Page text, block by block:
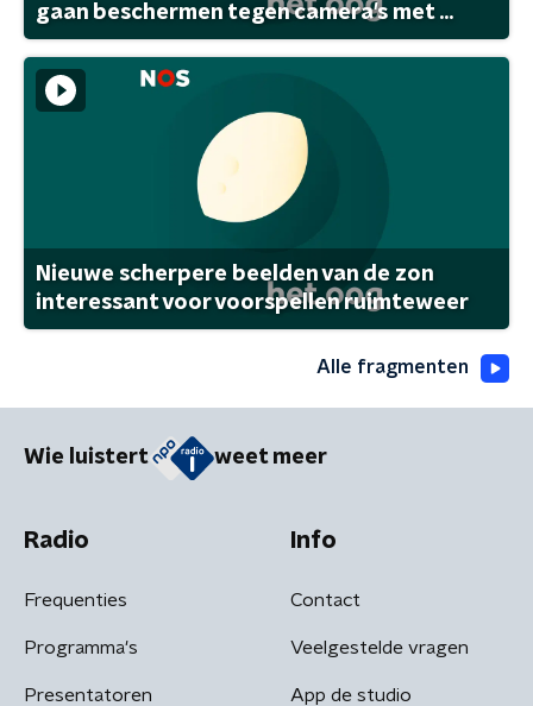
gaan beschermen tegen camera's met ...
Nieuwe scherpere beelden van de zon
interessant voor voorspellen ruimteweer
Alle fragmenten
Wie luistert weet meer
Radio
Frequenties
Programma's
Presentatoren
Info
Contact
Veelgestelde vragen
App de studio